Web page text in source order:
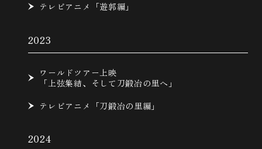
テレビアニメ「遊郭編」
2023
ワールドツアー上映
「上弦集結、そして刀鍛冶の里へ」
テレビアニメ「刀鍛冶の里編」
2024